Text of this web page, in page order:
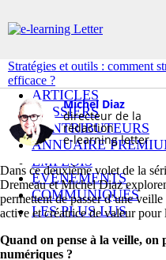
ARTICLES
DOSSIERS
CONTRIBUTEURS
ANNUAIRE
EMPLOIS
ÉVÉNEMENTS
COMMUNIQUÉS
LES PLUS LUS
Stratégies et outils : comment
efficace ?
Michel Diaz
directeur de la
rédaction
e-learning letter
Dans ce deuxième volet de la
Dremeau et Michel Diaz
permettent de passer d’une
active et créatrice de valeur pour
Quand on pense à la veille, on
numériques ?